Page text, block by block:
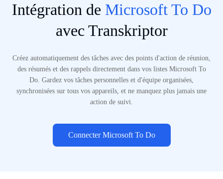
Intégration de Microsoft To Do
avec Transkriptor
Créez automatiquement des tâches avec des points d'action de réunion,
des résumés et des rappels directement dans vos listes Microsoft To
Do. Gardez vos tâches personnelles et d'équipe organisées,
synchronisées sur tous vos appareils, et ne manquez plus jamais une
action de suivi.
Connecter Microsoft To Do